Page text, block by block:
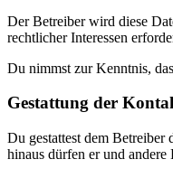
Der Betreiber wird diese
rechtlicher Interessen
Du nimmst zur Kenntnis,
Gestattung der
Du gestattest dem
hinaus dürfen er und andere